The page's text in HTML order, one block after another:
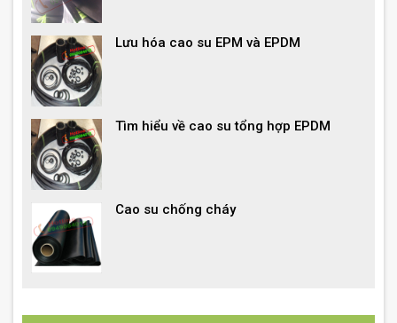
Lưu hóa cao su EPM và EPDM
Tìm hiểu về cao su tổng hợp EPDM
Cao su chống cháy